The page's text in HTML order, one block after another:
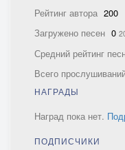
Рейтинг автора 200
Загружено песен 0
Средний рейтинг
Всего
НАГРАДЫ
Наград пока нет.
ПОДПИСЧИКИ